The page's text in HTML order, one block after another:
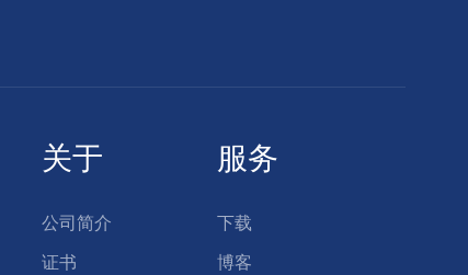
关于
公司简介
证书
服务
下载
博客